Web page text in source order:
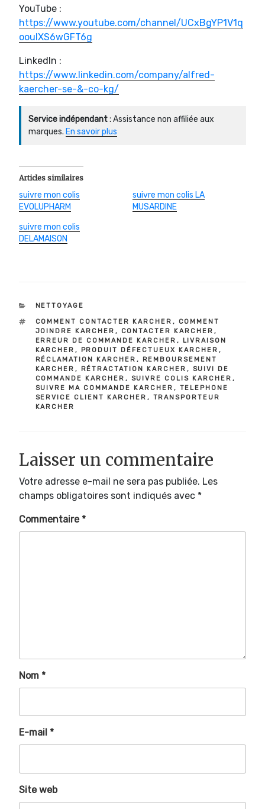
YouTube :
https://www.youtube.com/channel/UCxBgYP1V1q
ooulXS6wGFT6g
LinkedIn :
https://www.linkedin.com/company/alfred-
kaercher-se-&-co-kg/
Service indépendant :Assistance non affiliée aux
marques. En savoir plus
Articles similaires
suivre mon colis
EVOLUPHARM
suivre mon colis LA
MUSARDINE
suivre mon colis
DELAMAISON
CATÉGORIES
NETTOYAGE
ÉTIQUETTES
COMMENT CONTACTER KARCHER ,
COMMENT
JOINDRE KARCHER , CONTACTER KARCHER ,
ERREUR DE COMMANDE KARCHER ,
LIVRAISON
KARCHER , PRODUIT DÉFECTUEUX KARCHER ,
RÉCLAMATION KARCHER ,
REMBOURSEMENT
KARCHER , RÉTRACTATION KARCHER , SUIVI DE
COMMANDE KARCHER , SUIVRE COLIS KARCHER ,
SUIVRE MA COMMANDE KARCHER , TELEPHONE
SERVICE CLIENT KARCHER , TRANSPORTEUR
KARCHER
Laisser un commentaire
Votre adresse e-mail ne sera pas publiée. Les
champs obligatoires sont indiqués avec *
Commentaire *
Nom *
E-mail *
Site web